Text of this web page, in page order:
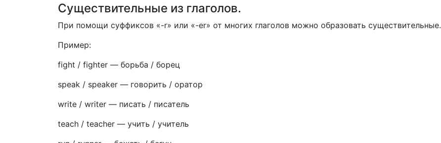
Существительные из глаголов.
При помощи суффиксов «-r» или «-er» от многих глаголов можно образовать существительные.
Пример:
fight / fighter — борьба / борец
speak / speaker — говорить / оратор
write / writer — писать / писатель
teach / teacher — учить / учитель